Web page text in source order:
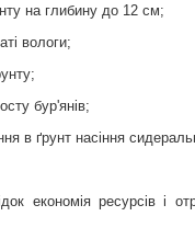
на глибину до 12 см;
вологи;
бур'янів;
в ґрунт насіння
економія ресурсів і